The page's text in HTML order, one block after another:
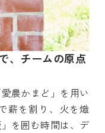
、チームの原点
農かまど」を用い
薪を割り、火を熾
を囲む時間は、デ